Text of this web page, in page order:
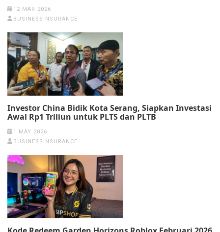
12 MAR 2026
BUSINESSINSURANCE
Investor China Bidik Kota Serang, Siapkan Investasi
Awal Rp1 Triliun untuk PLTS dan PLTB
1 MAY 2026
BUSINESSINSURANCE